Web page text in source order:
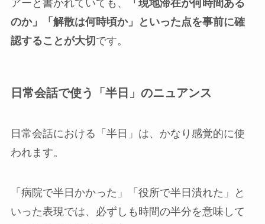
アーと書かれていても、
「現地滞在が何時間ある
のか」「解散は何時頃か」といった点を事前に確
認することが大切です。
日常会話で使う「半日」のニュアンス
日常会話における「半日」は、かなり感覚的に使
われます。
「病院で半日かかった」「役所で半日潰れた」と
いった表現では、必ずしも時間の半分を意味して